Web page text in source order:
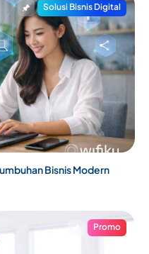
Solusi Bisnis Digital
Bisnis Modern
Promo